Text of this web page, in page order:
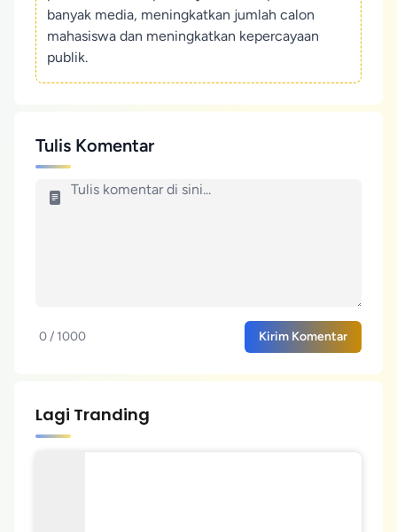
banyak media, meningkatkan jumlah calon
mahasiswa dan meningkatkan kepercayaan
publik.
Tulis Komentar
0 / 1000 Kirim Komentar
Lagi Tranding